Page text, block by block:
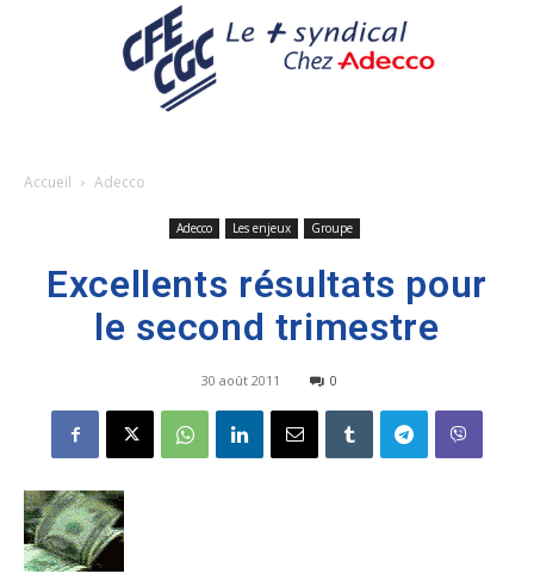
Accueil Adecco
Adecco Les enjeux Groupe
Excellents résultats pour
le second trimestre
30 août 2011 0